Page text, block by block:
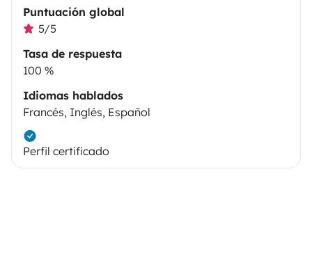
Puntuación global
5/5
Tasa de respuesta
100 %
Idiomas hablados
Francés, Inglés, Español
Perfil certificado